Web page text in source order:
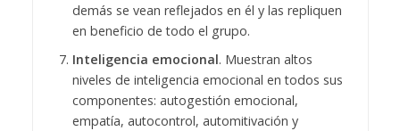
demás se vean reflejados en él y las repliquen
en beneficio de todo el grupo.
Inteligencia emocional. Muestran altos
niveles de inteligencia emocional en todos sus
componentes: autogestión emocional,
empatía, autocontrol, automitivación y